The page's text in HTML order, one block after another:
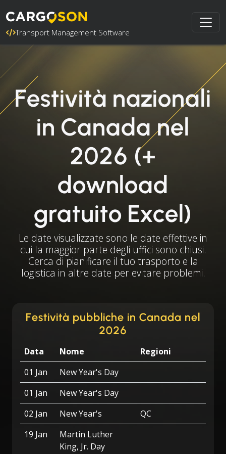
Transport Management Software
Festività nazionali
in Canada nel
2026 (+
download
gratuito Excel)
Le date visualizzate sono le date effettive in
cui la maggior parte degli uffici sono chiusi.
Cerca di pianificare il tuo trasporto e la
logistica in altre date per evitare problemi.
Festività pubbliche in Canada nel
2026
Data Nome
Regioni
01 Jan
New Year's Day
01 Jan
New Year's Day
02 Jan
New Year's
QC
19 Jan
Martin Luther
King, Jr. Day